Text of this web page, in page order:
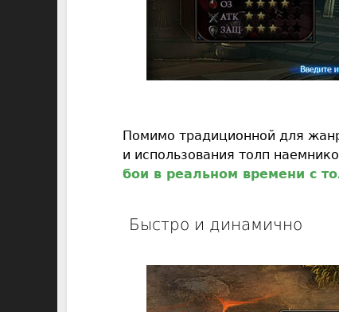
Помимо традиционной для
и использования толп
бои в реальном времени с
Быстро и динамично